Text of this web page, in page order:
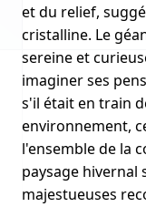
et du relief,
cristalline. Le
sereine et
imaginer ses
s'il était en train
environnement,
l'ensemble de la
paysage hivernal
majestueuses